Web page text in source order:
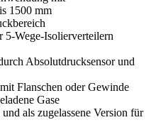
1500 mm
5-Wege-Isolierverteilern
Absolutdrucksensor und
Flanschen oder Gewinde
Gase
als zugelassene Version für